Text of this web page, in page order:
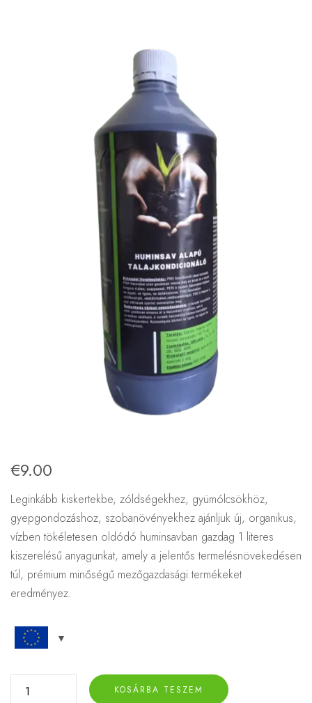
€9.00
Leginkább kiskertekbe, zóldségekhez, gyümólcsökhöz,
gyepgondozáshoz, szobanövényekhez ajánljuk új, organikus,
vízben tökéletesen oldódó huminsavban gazdag 1 literes
kiszerelésű anyagunkat, amely a jelentős termelésnövekedésen
túl, prémium minőségű mezőgazdasági termékeket
eredményez.
KOSÁRBA TESZEM